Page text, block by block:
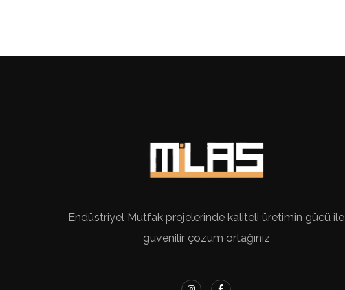
Endüstriyel Mutfak projelerinde kaliteli üretimin gücü ile
güvenilir çözüm ortağınız